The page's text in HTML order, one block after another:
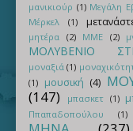
μανικιούρ (1) Μεγάλη
Μέρκελ
(1)
μητέρα (2) ΜΜΕ (2)
ΜΟΛΥΒΕΝΙΟ
μοναξιά (1)
(1) μουσική (4)
(147)
μπασκετ (1)
Ππαπαδοπούλου (1)